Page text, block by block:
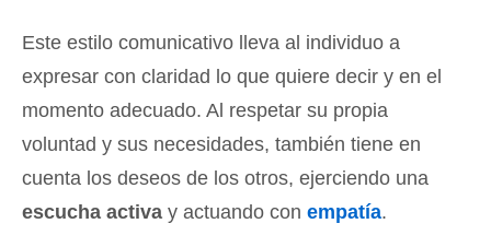
Este estilo comunicativo lleva al individuo a
expresar con claridad lo que quiere decir y en el
momento adecuado. Al respetar su propia
voluntad y sus necesidades, también tiene en
cuenta los deseos de los otros, ejerciendo una
escucha activa y actuando con empatía.